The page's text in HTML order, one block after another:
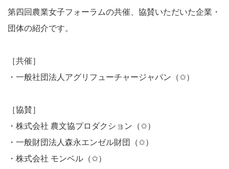
第四回農業女子フォーラムの共催、協賛いただいた企業・
団体の紹介です。
［共催］
・一般社団法人アグリフューチャージャパン（✩）
［協賛］
・株式会社 農文協プロダクション（✩）
・一般財団法人森永エンゼル財団（✩）
・株式会社 モンベル（✩）